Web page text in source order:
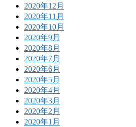
2020年12月
2020年11月
2020年10月
2020年9月
2020年8月
2020年7月
2020年6月
2020年5月
2020年4月
2020年3月
2020年2月
2020年1月